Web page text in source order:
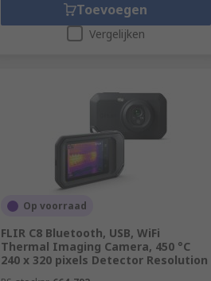
Toevoegen
Vergelijken
Op voorraad
FLIR C8 Bluetooth, USB, WiFi
Thermal Imaging Camera, 450 °C
240 x 320 pixels Detector Resolution